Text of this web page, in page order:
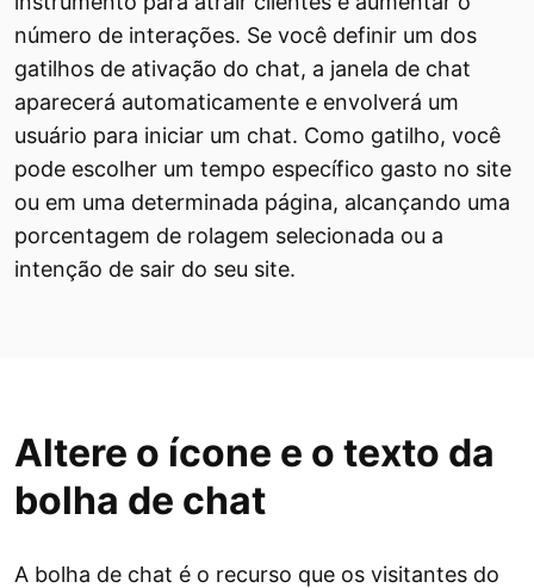
número de interações. Se você definir um dos
gatilhos de ativação do chat, a janela de chat
aparecerá automaticamente e envolverá um
usuário para iniciar um chat. Como gatilho, você
pode escolher um tempo específico gasto no site
ou em uma determinada página, alcançando uma
porcentagem de rolagem selecionada ou a
intenção de sair do seu site.
Altere o ícone e o texto da
bolha de chat
A bolha de chat é o recurso que os visitantes do